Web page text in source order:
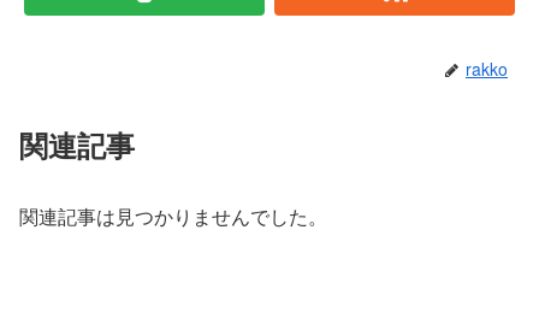
rakko
関連記事
関連記事は見つかりませんでした。